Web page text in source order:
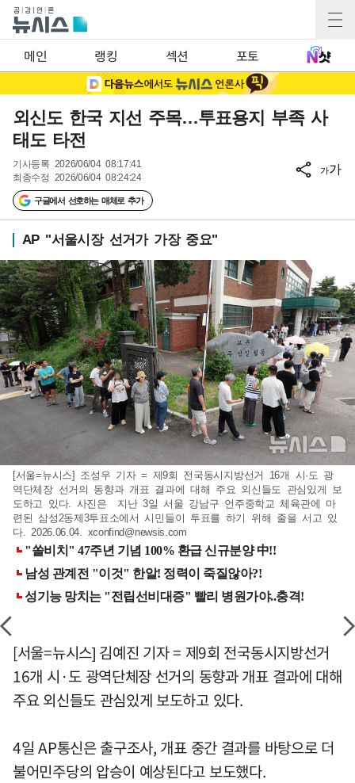
메인 랭킹 섹션 포토
외신도 한국 지선 주목…투표용지 부족 사
태도 타전
기사등록 2026/06/04 08:17:41
최종수정 2026/06/04 08:24:24
구글에서 선호하는 매체로 추가
가가
AP "서울시장 선거가 가장 중요"
[서울=뉴시스] 조성우 기자 = 제9회 전국동시지방선거 16개 시·도 광
역단체장 선거의 동향과 개표 결과에 대해 주요 외신들도 관심있게 보
도하고 있다. 사진은 지난 3일 서울 강남구 언주중학교 체육관에 마
련된 삼성2동제3투표소에서 시민들이 투표를 하기 위해 줄을 서고 있
다. 2026.06.04. xconfind@newsis.com
[서울=뉴시스] 김예진 기자 = 제9회 전국동시지방선거
16개 시·도 광역단체장 선거의 동향과 개표 결과에 대해
주요 외신들도 관심있게 보도하고 있다.
4일 AP통신은 출구조사, 개표 중간 결과를 바탕으로 더
불어민주당의 압승이 예상된다고 보도했다.